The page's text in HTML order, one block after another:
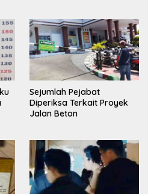
Sejumlah Pejabat
Diperiksa Terkait Proyek
Jalan Beton